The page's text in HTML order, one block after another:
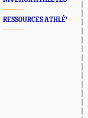
RESSOURCES ATHLÉ'